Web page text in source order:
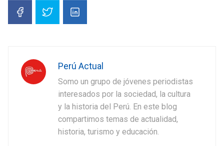
Perú Actual
Somo un grupo de jóvenes periodistas
interesados por la sociedad, la cultura
y la historia del Perú. En este blog
compartimos temas de actualidad,
historia, turismo y educación.